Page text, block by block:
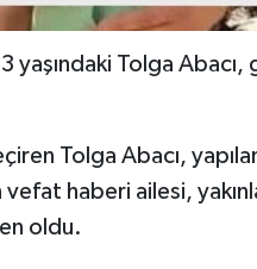
yaşındaki Tolga Abacı,
Tolga Abacı,
haberi ailesi,
oldu.